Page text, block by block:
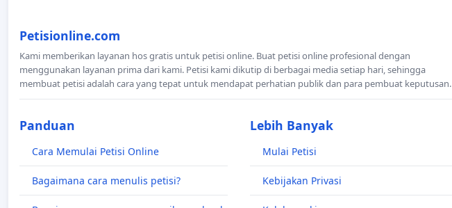
Petisionline.com
Kami memberikan layanan hos gratis untuk petisi online. Buat petisi online profesional dengan
menggunakan layanan prima dari kami. Petisi kami dikutip di berbagai media setiap hari, sehingga
membuat petisi adalah cara yang tepat untuk mendapat perhatian publik dan para pembuat keputusan.
Panduan
Cara Memulai Petisi Online
Bagaimana cara menulis petisi?
Lebih Banyak
Mulai Petisi
Kebijakan Privasi